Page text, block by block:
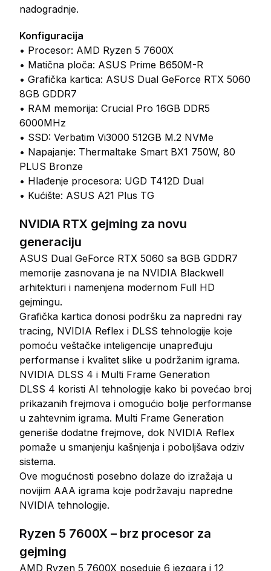
nadogradnje.
Konfiguracija
• Procesor: AMD Ryzen 5 7600X
• Matična ploča: ASUS Prime B650M-R
• Grafička kartica: ASUS Dual GeForce RTX 5060
8GB GDDR7
• RAM memorija: Crucial Pro 16GB DDR5
6000MHz
• SSD: Verbatim Vi3000 512GB M.2 NVMe
• Napajanje: Thermaltake Smart BX1 750W, 80
PLUS Bronze
• Hlađenje procesora: UGD T412D Dual
• Kućište: ASUS A21 Plus TG
NVIDIA RTX gejming za novu
generaciju
ASUS Dual GeForce RTX 5060 sa 8GB GDDR7
memorije zasnovana je na NVIDIA Blackwell
arhitekturi i namenjena modernom Full HD
gejmingu.
Grafička kartica donosi podršku za napredni ray
tracing, NVIDIA Reflex i DLSS tehnologije koje
pomoću veštačke inteligencije unapređuju
performanse i kvalitet slike u podržanim igrama.
NVIDIA DLSS 4 i Multi Frame Generation
DLSS 4 koristi AI tehnologije kako bi povećao broj
prikazanih frejmova i omogućio bolje performanse
u zahtevnim igrama. Multi Frame Generation
generiše dodatne frejmove, dok NVIDIA Reflex
pomaže u smanjenju kašnjenja i poboljšava odziv
sistema.
Ove mogućnosti posebno dolaze do izražaja u
novijim AAA igrama koje podržavaju napredne
NVIDIA tehnologije.
Ryzen 5 7600X – brz procesor za
gejming
AMD Ryzen 5 7600X poseduje 6 jezgara i 12